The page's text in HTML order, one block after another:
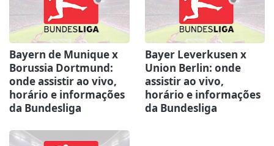
Bayern de Munique x
Borussia Dortmund:
onde assistir ao vivo,
horário e informações
da Bundesliga
Bayer Leverkusen x
Union Berlin: onde
assistir ao vivo,
horário e informações
da Bundesliga